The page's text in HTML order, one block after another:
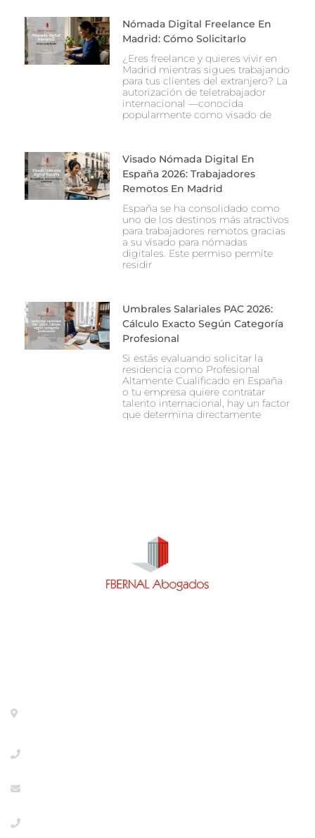
Nómada Digital Freelance En
Madrid: Cómo Solicitarlo
¿Eres freelance y quieres vivir en
Madrid mientras sigues trabajando
para tus clientes del extranjero? La
autorización de teletrabajador
internacional —conocida
popularmente como visado de
Visado Nómada Digital En
España 2026: Trabajadores
Remotos En Madrid
España se ha consolidado como
uno de los destinos más atractivos
para trabajadores remotos gracias
a su visado para nómadas
digitales. Este permiso permite
residir
Umbrales Salariales PAC 2026:
Cálculo Exacto Según Categoría
Profesional
Si estás evaluando solicitar la
residencia como Profesional
Altamente Cualificado en España
o tu empresa quiere contratar
talento internacional, hay un factor
que determina directamente